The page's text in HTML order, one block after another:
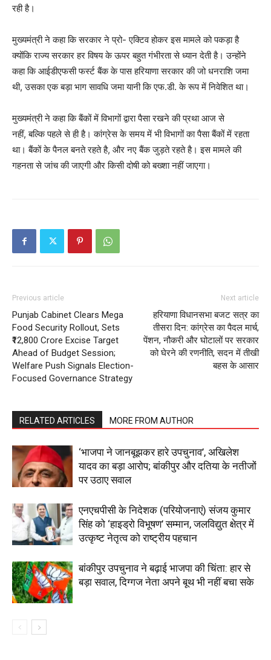
News Week
SUBSCRIBE NOW
Company
Contact us
Subscription Plans
My account
रही है।
मुख्यमंत्री ने कहा कि सरकार ने प्रो- एक्टिव होकर इस मामले को पकड़ा है
क्योंकि राज्य सरकार हर विषय के ऊपर बहुत गंभीरता से ध्यान देती है। उन्होंने
कहा कि आईडीएफसी फर्स्ट बैंक के पास हरियाणा सरकार की जो धनराशि जमा
थी, उसका एक बड़ा भाग सावधि जमा यानी कि एफ.डी. के रूप में निवेशित था।
मुख्यमंत्री ने कहा कि बैंकों में विभागों द्वारा पैसा रखने की प्रथा आज से
नहीं, बल्कि पहले से ही है। कांग्रेस के समय में भी विभागों का पैसा बैंकों में रहता
था। बैंकों के पैनल बनते रहते है, और नए बैंक जुड़ते रहते है। इस मामले की
गहनता से जांच की जाएगी और किसी दोषी को बख्शा नहीं जाएगा।
Previous article
Punjab Cabinet Clears Mega
Food Security Rollout, Sets
₹12,800 Crore Excise Target
Ahead of Budget Session;
Welfare Push Signals Election-
Focused Governance Strategy
Next article
हरियाणा विधानसभा बजट सत्र का
तीसरा दिन: कांग्रेस का पैदल मार्च,
पेंशन, नौकरी और घोटालों पर सरकार
को घेरने की रणनीति, सदन में तीखी
बहस के आसार
RELATED ARTICLES MORE FROM AUTHOR
‘भाजपा ने जानबूझकर हारे उपचुनाव’, अखिलेश
यादव का बड़ा आरोप; बांकीपुर और दतिया के नतीजों
पर उठाए सवाल
एनएचपीसी के निदेशक (परियोजनाएं) संजय कुमार
सिंह को ‘हाइड्रो विभूषण’ सम्मान, जलविद्युत क्षेत्र में
उत्कृष्ट नेतृत्व को राष्ट्रीय पहचान
बांकीपुर उपचुनाव ने बढ़ाई भाजपा की चिंता: हार से
बड़ा सवाल, दिग्गज नेता अपने बूथ भी नहीं बचा सके